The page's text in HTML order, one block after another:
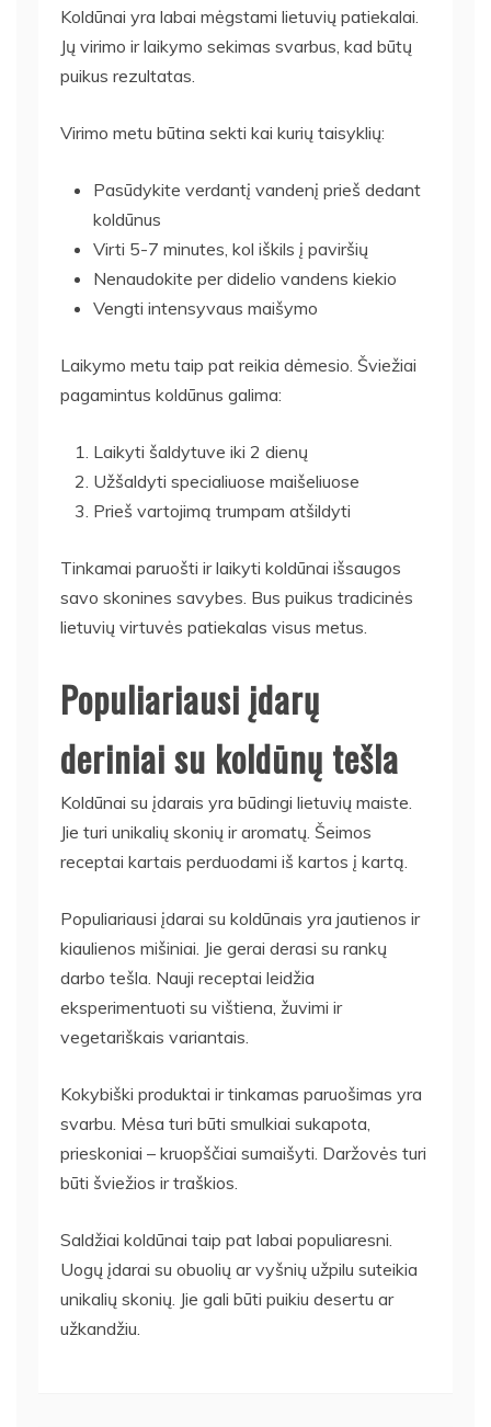
Koldūnai yra labai mėgstami lietuvių patiekalai.
Jų virimo ir laikymo sekimas svarbus, kad būtų
puikus rezultatas.
Virimo metu būtina sekti kai kurių taisyklių:
Pasūdykite verdantį vandenį prieš dedant
koldūnus
Virti 5-7 minutes, kol iškils į paviršių
Nenaudokite per didelio vandens kiekio
Vengti intensyvaus maišymo
Laikymo metu taip pat reikia dėmesio. Šviežiai
pagamintus koldūnus galima:
Laikyti šaldytuve iki 2 dienų
Užšaldyti specialiuose maišeliuose
Prieš vartojimą trumpam atšildyti
Tinkamai paruošti ir laikyti koldūnai išsaugos
savo skonines savybes. Bus puikus tradicinės
lietuvių virtuvės patiekalas visus metus.
Populiariausi įdarų
deriniai su koldūnų tešla
Koldūnai su įdarais yra būdingi lietuvių maiste.
Jie turi unikalių skonių ir aromatų. Šeimos
receptai kartais perduodami iš kartos į kartą.
Populiariausi įdarai su koldūnais yra jautienos ir
kiaulienos mišiniai. Jie gerai derasi su rankų
darbo tešla. Nauji receptai leidžia
eksperimentuoti su vištiena, žuvimi ir
vegetariškais variantais.
Kokybiški produktai ir tinkamas paruošimas yra
svarbu. Mėsa turi būti smulkiai sukapota,
prieskoniai – kruopščiai sumaišyti. Daržovės turi
būti šviežios ir traškios.
Saldžiai koldūnai taip pat labai populiaresni.
Uogų įdarai su obuolių ar vyšnių užpilu suteikia
unikalių skonių. Jie gali būti puikiu desertu ar
užkandžiu.